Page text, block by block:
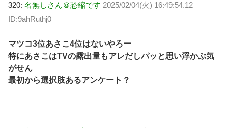
320: 名無しさん＠恐縮です 2025/02/04(火) 16:49:54.12
ID:9ahRuthj0
マツコ3位あさこ4位はないやろー
特にあさこはTVの露出量もアレだしパッと思い浮かぶ気
がせん
最初から選択肢あるアンケート？